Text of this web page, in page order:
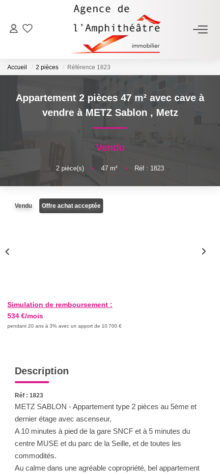
ACHETER
ESTIMER
NOTRE AGENCE
Notre Équipe
Accueil 2 pièces Référence 1823
Appartement 2 pièces 47 m² avec cave à
vendre à METZ Sablon , Metz
Vendu
2 pièce(s) • 47 m² • Réf : 1823
Vendu Offre achat acceptée
Simulation de remboursement :
534 €/mois
pendant 20 ans à 3% avec un apport de 10 700 €
Description
Réf : 1823
METZ SABLON - Appartement type 2 pièces au 5ème et
dernier étage avec ascenseur,
A 10 minutes à pied de la gare SNCF et à 5 minutes du
centre MUSE et du parc de la Seille, et de toutes les
commodités.
Au calme dans une agréable copropriété, bel appartement